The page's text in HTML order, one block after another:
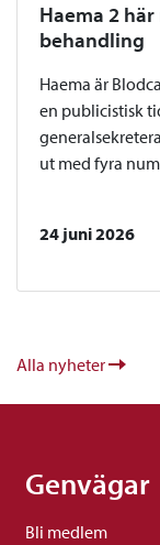
Haema 2
behandling
Haema är
en publicistisk
ut med fyra
24 juni 2026
Alla nyheter
Genvägar
Bli medlem